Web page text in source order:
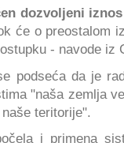
dozvoljeni iznos
će o preostalom
- navode iz
podseća da je
"naša zemlja
teritorije".
i primena